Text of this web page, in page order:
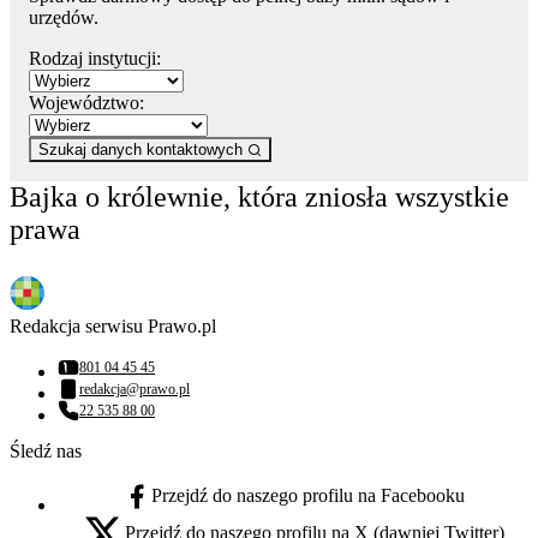
urzędów.
Rodzaj instytucji:
Województwo:
Szukaj danych kontaktowych
Bajka o królewnie, która zniosła wszystkie
prawa
Redakcja serwisu Prawo.pl
Numer telefonu:
801 04 45 45
Adres email:
redakcja@prawo.pl
Numer telefonu:
22 535 88 00
Śledź nas
facebook - otwiera się w nowej karcie
Przejdź do naszego profilu na Facebooku
Przejdź do naszego profilu na X (dawniej Twitter)